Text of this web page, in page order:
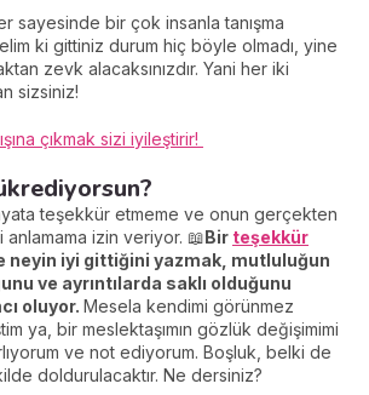
sayesinde bir çok insanla tanışma
ki gittiniz durum hiç böyle olmadı, yine
zevk alacaksınızdır. Yani her iki
sizsiniz!
çıkmak sizi iyileştirir!
teşekkür etmeme ve onun gerçekten
anlamama izin veriyor. 📖Bir teşekkür
neyin iyi gittiğini yazmak, mutluluğun
ve ayrıntılarda saklı olduğunu
oluyor. Mesela kendimi görünmez
ya, bir meslektaşımın gözlük değişimimi
ve not ediyorum. Boşluk, belki de
doldurulacaktır. Ne dersiniz?